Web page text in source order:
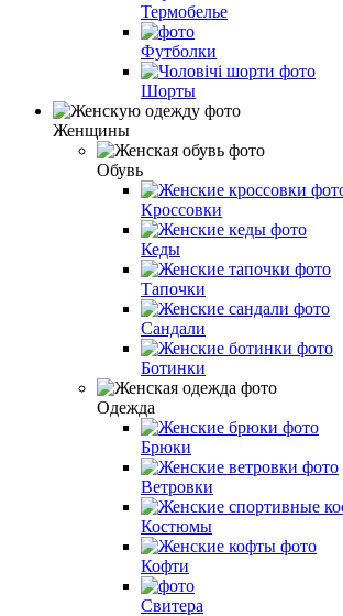
Термобелье
Футболки
Шорты
Женщины
Обувь
Кроссовки
Кеды
Тапочки
Сандали
Ботинки
Одежда
Брюки
Вeтровки
Костюмы
Кофти
Свитера